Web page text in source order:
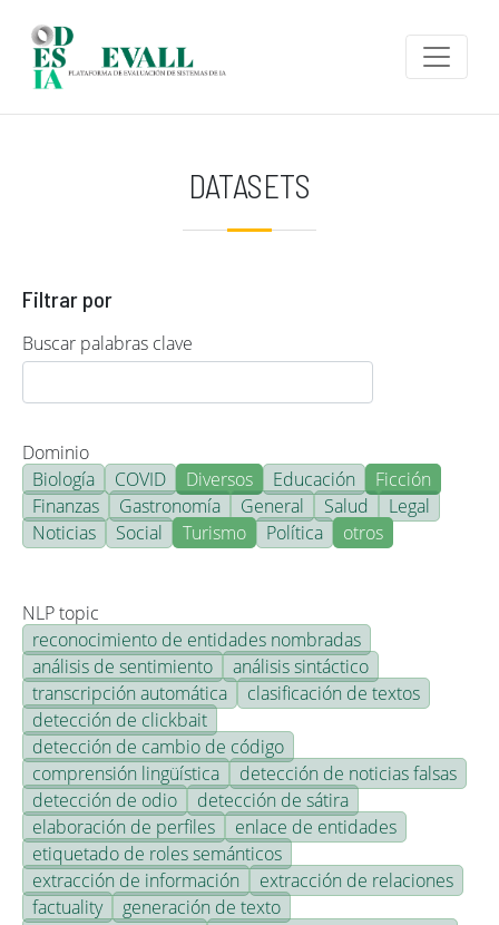
DATASETS
Filtrar por
Buscar palabras clave
Dominio
Biología
COVID Diversos Educación
Ficción
Finanzas
Gastronomía General Salud
Legal
Noticias
Social Turismo Política otros
NLP topic
reconocimiento de entidades nombradas
análisis de sentimiento
análisis sintáctico
transcripción automática
clasificación de textos
detección de clickbait
detección de cambio de código
comprensión lingüística
detección de noticias falsas
detección de odio
detección de sátira
elaboración de perfiles
enlace de entidades
etiquetado de roles semánticos
extracción de información
extracción de relaciones
factuality
generación de texto